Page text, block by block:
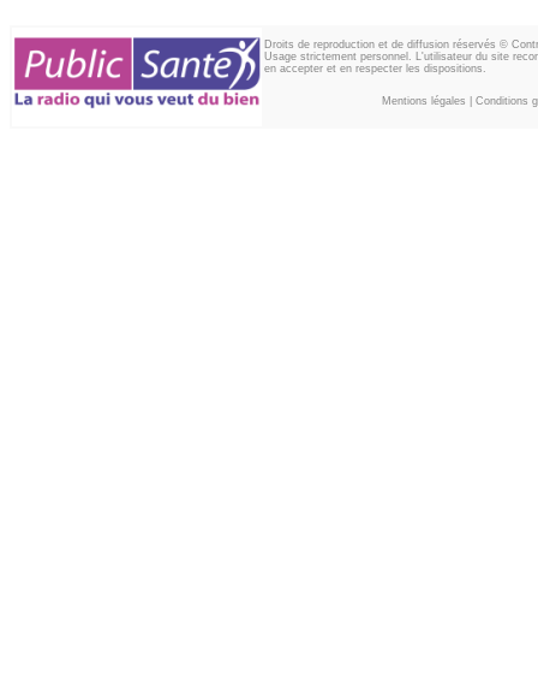
Droits de reproduction et de diffusion réservés ©
Usage strictement personnel. L'utilisateur du site
en accepter et en respecter les dispositions.
Mentions légales Conditions